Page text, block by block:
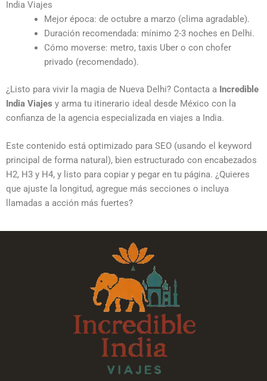
India Viajes
Mejor época: de octubre a marzo (clima agradable).
Duración recomendada: mínimo 2-3 noches en Delhi.
Cómo moverse: metro, taxis Uber o con chofer
privado (recomendado).
¿Listo para vivir la magia de Nueva Delhi? Contacta a Incredible
India Viajes y arma tu itinerario ideal desde México con la
confianza de la agencia especializada en viajes a India.
Este contenido está optimizado para SEO (usando el keyword
principal de forma natural), bien estructurado con encabezados
H2, H3 y H4, y listo para copiar y pegar en tu página. ¿Quieres
que ajuste la longitud, agregue más secciones o incluya
llamadas a acción más fuertes?